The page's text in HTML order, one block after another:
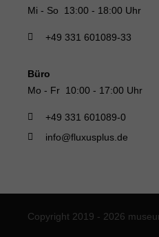
Mi - So 13:00 - 18:00 Uhr
+49 331 601089-33
Büro
Mo - Fr 10:00 - 17:00 Uhr
+49 331 601089-0
info@fluxusplus.de
Copyright 2019 - 2026